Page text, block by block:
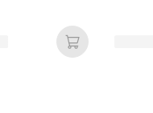
Ajouter au